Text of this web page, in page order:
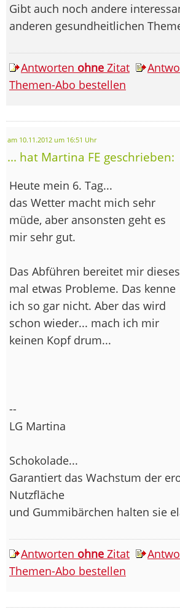
Gibt auch noch andere
anderen gesundheitlichen
Antworten ohne Zitat
Themen-Abo bestellen
am 10.11.2012 um 16:51 Uhr
... hat Martina FE geschrieben:
Heute mein 6. Tag...
das Wetter macht mich sehr
müde, aber ansonsten geht es
mir sehr gut.
Das Abführen bereitet mir dieses
mal etwas Probleme. Das kenne
ich so gar nicht. Aber das wird
schon wieder... mach ich mir
keinen Kopf drum...
--
LG Martina
Schokolade...
Garantiert das Wachstum der
Nutzfläche
und Gummibärchen halten sie
Antworten ohne Zitat
Themen-Abo bestellen